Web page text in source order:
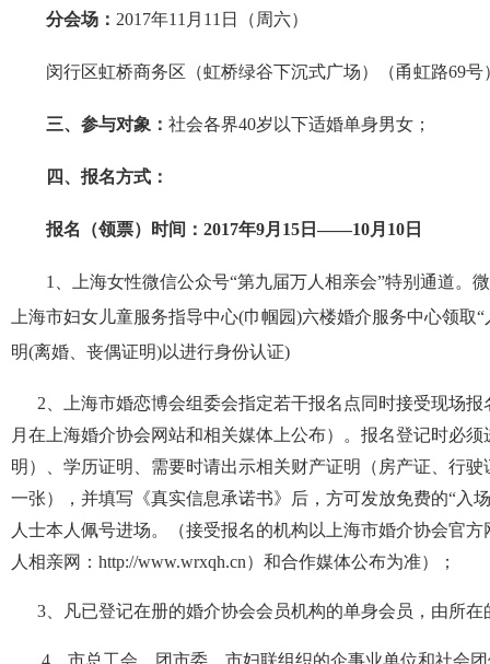
分会场： 2017年11 月 11 日（周六）
闵行区虹桥商务区（虹桥绿谷下沉式广场）（甬虹路69号
三、参与对象：社会各界40岁以下适婚单身男女；
四、报名方式：
报名（领票）时间：2017年9月 15 日——10月 10 日
1 、上海女性微信公众号“第九届万人相亲会”特别通道。
上海市妇女儿童服务指导中心(巾帼园)六楼婚介服务中心领取“
明(离婚、丧偶证明)以进行身份认证)
2 、上海市婚恋博会组委会指定若干报名点同时接受现场报
月在上海婚介协会网站和相关媒体上公布）。报名登记时必须
明）、学历证明、需要时请出示相关财产证明（房产证、行
一张），并填写《真实信息承诺书》后，方可发放免费的“入
人士本人佩号进场。
（接受报名的机构以上海市婚介协会官方
人相亲网： http://www.wrxqh.cn）和合作媒体公布为准）；
3 、凡已登记在册的婚介协会会员机构的单身会员，由所
4 、市总工会、团市委、市妇联组织的企事业单位和社会